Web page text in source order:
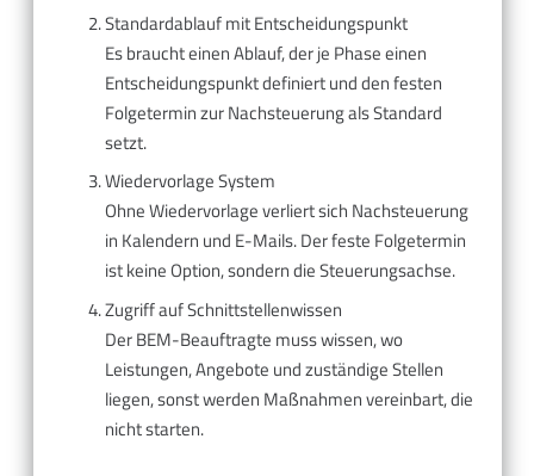
Standardablauf mit Entscheidungspunkt
Es braucht einen Ablauf, der je Phase einen
Entscheidungspunkt definiert und den festen
Folgetermin zur Nachsteuerung als Standard
setzt.
Wiedervorlage System
Ohne Wiedervorlage verliert sich Nachsteuerung
in Kalendern und E-Mails. Der feste Folgetermin
ist keine Option, sondern die Steuerungsachse.
Zugriff auf Schnittstellenwissen
Der BEM-Beauftragte muss wissen, wo
Leistungen, Angebote und zuständige Stellen
liegen, sonst werden Maßnahmen vereinbart, die
nicht starten.